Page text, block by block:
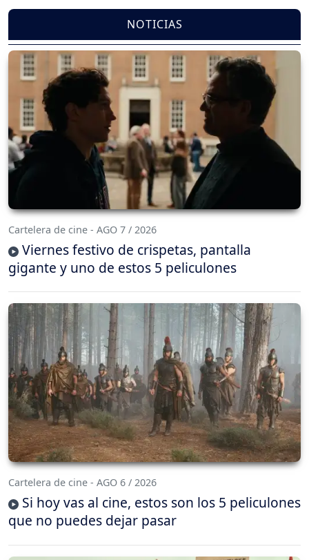
NOTICIAS
Cartelera de cine - AGO 7 / 2026
Viernes festivo de crispetas, pantalla
gigante y uno de estos 5 peliculones
Cartelera de cine - AGO 6 / 2026
Si hoy vas al cine, estos son los 5 peliculones
que no puedes dejar pasar